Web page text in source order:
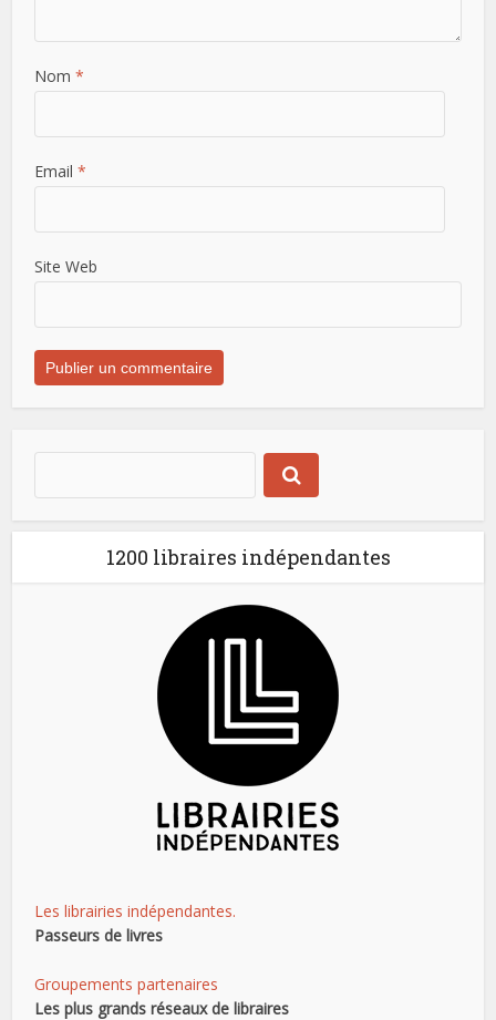
Nom *
Email *
Site Web
1200 libraires indépendantes
Les librairies indépendantes.
Passeurs de livres
Groupements partenaires
Les plus grands réseaux de libraires